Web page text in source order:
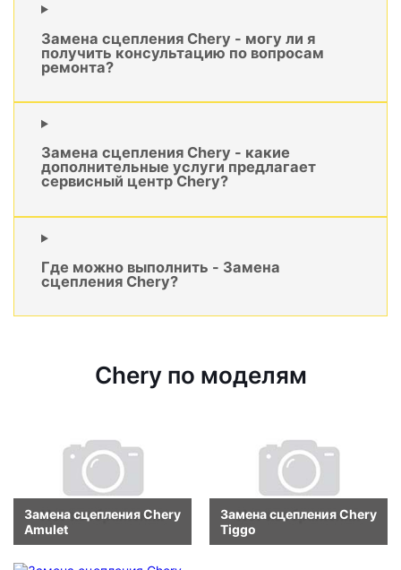
Замена сцепления Chery - могу ли я
получить консультацию по вопросам
ремонта?
Замена сцепления Chery - какие
дополнительные услуги предлагает
сервисный центр Chery?
Где можно выполнить - Замена
сцепления Chery?
Chery по моделям
Замена сцепления Chery
Amulet
Замена сцепления Chery
Tiggo